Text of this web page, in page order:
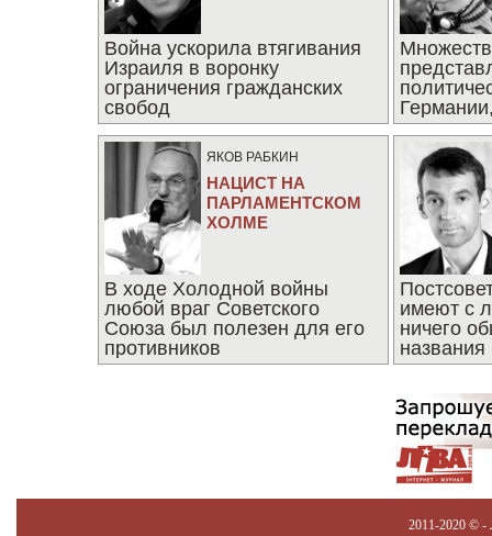
Война ускорила втягивания
Израиля в воронку
ограничения гражданских
свобод
ЯКОВ РАБКИН
НАЦИСТ НА
ПАРЛАМЕНТСКОМ
ХОЛМЕ
В ходе Холодной войны
любой враг Советского
Союза был полезен для его
противников
имеют с
ничего
названия
2011-2020 © -